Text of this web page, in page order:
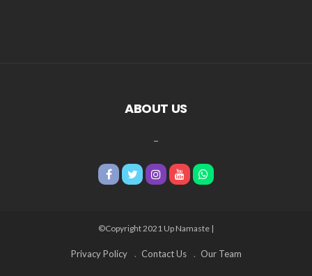
ABOUT US
©Copyright 2021 Up Namaste |
Privacy Policy Contact Us Our Team